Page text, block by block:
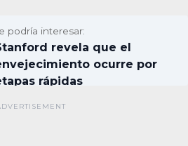
podría interesar:
revela que el
ocurre por
rápidas